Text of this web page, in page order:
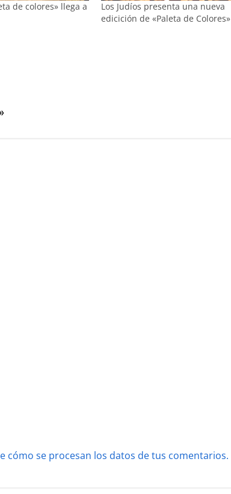
de colores» llega a
Los Judíos presenta una nueva
edicición de «Paleta de Colores»
cómo se procesan los datos de tus comentarios.